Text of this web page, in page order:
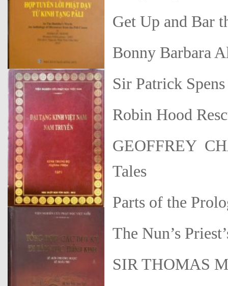
Get Up and Bar
Bonny Barbara
Sir Patrick Spens
Robin Hood
GEOFFREY
Tales
Parts of the
The Nun’s
SIR THOMAS